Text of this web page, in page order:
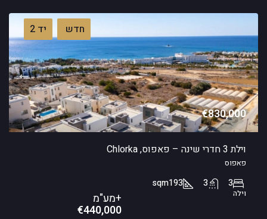
חדש יד 2
€830,000
וילת 3 חדרי שינה – פאפוס, Chlorka
פאפוס
3
3
193
sqm
וילה +מע"מ
€440,000